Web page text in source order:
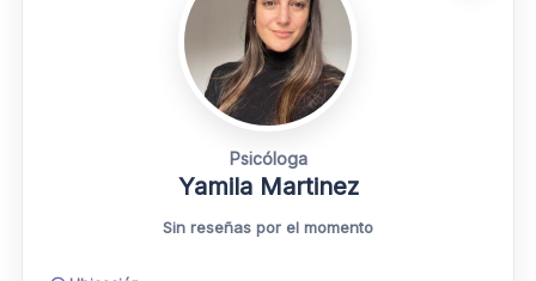
Psicóloga
Yamila Martinez
Sin reseñas por el momento